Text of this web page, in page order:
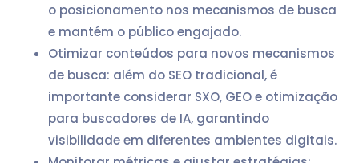
o posicionamento nos mecanismos de busca
e mantém o público engajado.
Otimizar conteúdos para novos mecanismos
de busca: além do SEO tradicional, é
importante considerar SXO, GEO e otimização
para buscadores de IA, garantindo
visibilidade em diferentes ambientes digitais.